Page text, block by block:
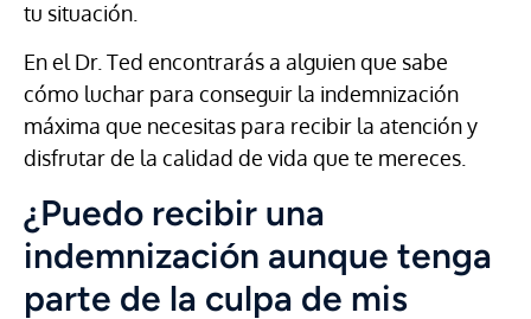
tu situación.
En el Dr. Ted encontrarás a alguien que sabe
cómo luchar para conseguir la indemnización
máxima que necesitas para recibir la atención y
disfrutar de la calidad de vida que te mereces.
¿Puedo recibir una
indemnización aunque tenga
parte de la culpa de mis